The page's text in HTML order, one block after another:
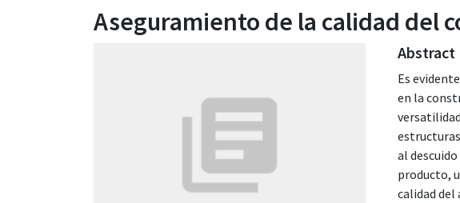
Aseguramiento de la calidad del
Abstract
Es
en la
al
producto,
calidad del